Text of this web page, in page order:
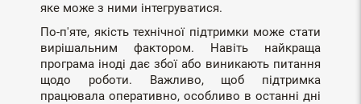
яке може з ними інтегруватися.
По-п'яте, якість технічної підтримки може стати
вирішальним фактором. Навіть найкраща
програма іноді дає збої або виникають питання
щодо роботи. Важливо, щоб підтримка
працювала оперативно, особливо в останні дні